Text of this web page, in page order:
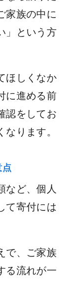
家族の中に
」という方
ほしくなか
に進める前
認をしてお
ります。
点
など、個人
て寄付には
で、ご家族
る流れが一